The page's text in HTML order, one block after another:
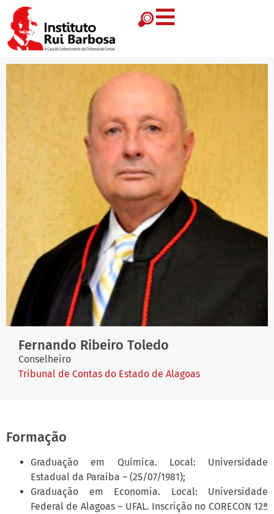
Fernando Ribeiro Toledo
Conselheiro
Tribunal de Contas do Estado de Alagoas
Formação
Graduação em Química. Local: Universidade
Estadual da Paraíba – (25/07/1981);
Graduação em Economia. Local: Universidade
Federal de Alagoas – UFAL. Inscrição no CORECON 12ª